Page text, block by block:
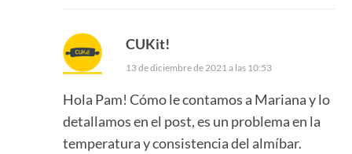
CUKit!
13 de diciembre de 2021 a las 10:53
Hola Pam! Cómo le contamos a Mariana y lo
detallamos en el post, es un problema en la
temperatura y consistencia del almíbar.